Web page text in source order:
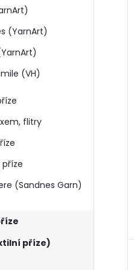
(YarnArt)
(VH)
flitry
(Sandnes Garn)
příze)